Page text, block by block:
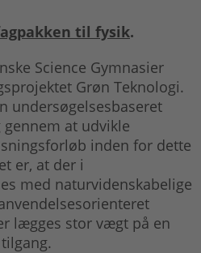
til fysik.
Science Gymnasier
Grøn Teknologi.
undersøgelsesbaseret
at udvikle
inden for dette
er, at der i
med naturvidenskabelige
lægges stor vægt på en